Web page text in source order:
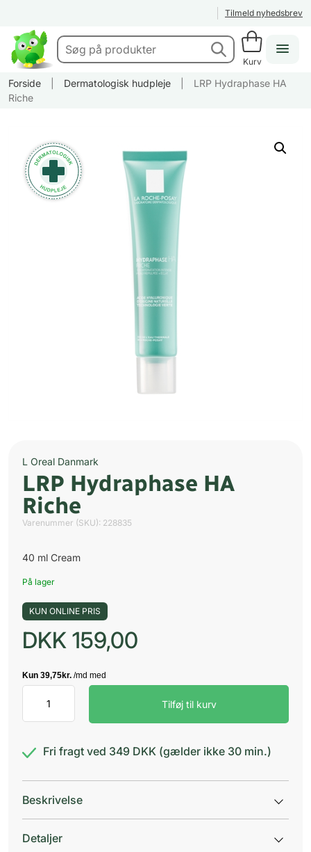
Tilmeld nyhedsbrev
Kurv
Forside Dermatologisk hudpleje
LRP Hydraphase HA
Riche
L Oreal Danmark
LRP Hydraphase HA
Riche
Varenummer (SKU): 228835
40 ml Cream
På lager
KUN ONLINE PRIS
DKK 159,00
Hydraphase
HA
antal
Tilføj til kurv
Fri fragt ved 349 DKK (gælder ikke 30 min.)
Beskrivelse
Detaljer